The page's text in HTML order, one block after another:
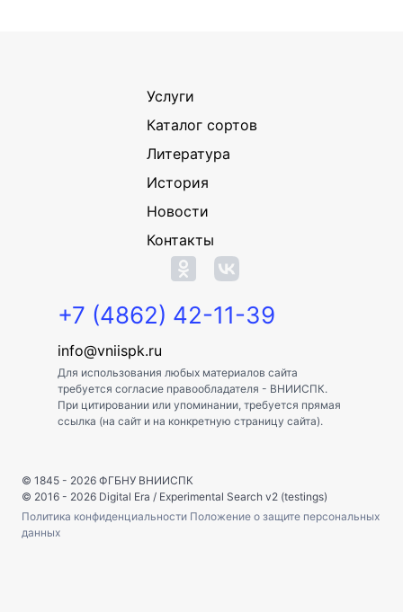
Услуги
Каталог сортов
Литература
История
Новости
Контакты
+7 (4862) 42-11-39
info@vniispk.ru
Для использования любых материалов сайта
требуется согласие правообладателя - ВНИИСПК.
При цитировании или упоминании, требуется прямая
ссылка (на сайт и на конкретную страницу сайта).
© 1845 - 2026 ФГБНУ ВНИИСПК
© 2016 - 2026 Digital Era / Experimental Search v2 (testings)
Политика конфиденциальности Положение о защите персональных
данных